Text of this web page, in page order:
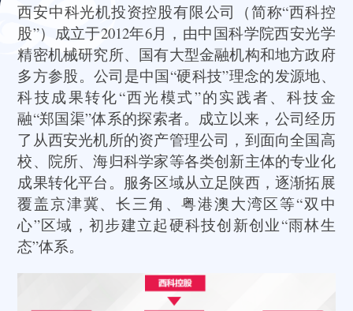
西安中科光机投资控股有限公司（简称“西科控
股”）成立于2012年6月，由中国科学院西安光学
精密机械研究所、国有大型金融机构和地方政府
多方参股。公司是中国“硬科技”理念的发源地、
科技成果转化“西光模式”的实践者、科技金
融“郑国渠”体系的探索者。成立以来，公司经历
了从西安光机所的资产管理公司，到面向全国高
校、院所、海归科学家等各类创新主体的专业化
成果转化平台。服务区域从立足陕西，逐渐拓展
覆盖京津冀、长三角、粤港澳大湾区等“双中
心”区域，初步建立起硬科技创新创业“雨林生
态”体系。